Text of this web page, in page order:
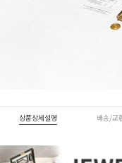
상품상세설명 배송/교